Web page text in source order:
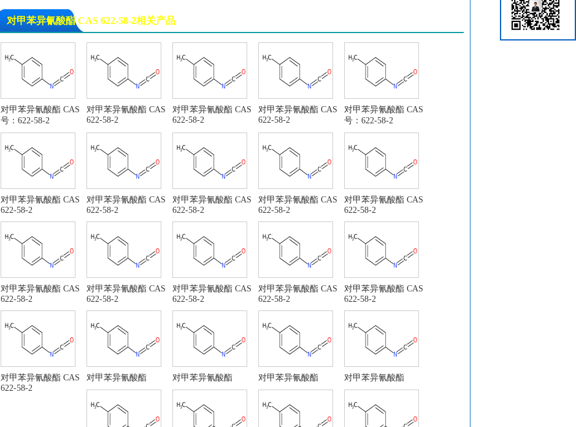
对甲苯异氰酸酯 CAS号：622-58-2
对甲苯异氰酸酯 CAS 622-58-2相关产品
对甲苯异氰酸酯 CAS
号：622-58-2
对甲苯异氰酸酯 CAS
622-58-2
对甲苯异氰酸酯 CAS
622-58-2
对甲苯异氰酸酯 CAS
622-58-2
对甲苯异氰酸酯 CAS
号：622-58-2
对甲苯异氰酸酯 CAS
622-58-2
对甲苯异氰酸酯 CAS
622-58-2
对甲苯异氰酸酯 CAS
622-58-2
对甲苯异氰酸酯 CAS
622-58-2
对甲苯异氰酸酯 CAS
622-58-2
对甲苯异氰酸酯 CAS
622-58-2
对甲苯异氰酸酯 CAS
622-58-2
对甲苯异氰酸酯 CAS
622-58-2
对甲苯异氰酸酯 CAS
622-58-2
对甲苯异氰酸酯 CAS
622-58-2
对甲苯异氰酸酯 CAS
622-58-2
对甲苯异氰酸酯 对甲苯异氰酸酯 对甲苯异氰酸酯 对甲苯异氰酸酯